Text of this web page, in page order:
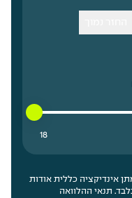
18 תשלומים נמוך ביותר18100 תשלומים גבוה ביותר
אינדיקציה כללית אודות
תנאי ההלוואה